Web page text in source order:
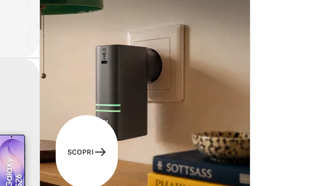
SCOPRI